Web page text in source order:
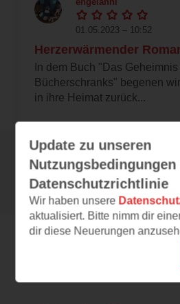
01.05.2023 – 10:52
Herzerwärmender
In dem Buch "Das Geheimnis
Bücherschranks" begenen
in ihre Heimat zurück...
Alle 126
Update zu unseren
Datenschutzrichtlinie
Wir haben unsere
aktualisiert. Bitte nimm dir
dir diese Neuerungen